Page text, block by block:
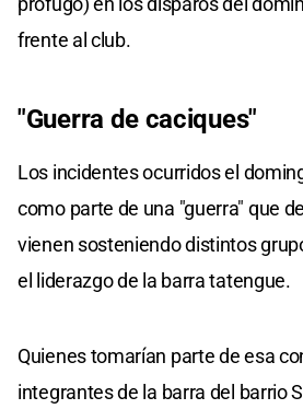
frente al club.
"Guerra de caciques"
Los incidentes ocurridos el
como parte de una "guerra" que
vienen sosteniendo distintos
el liderazgo de la barra tatengue.
Quienes tomarían parte de esa
integrantes de la barra del barrio